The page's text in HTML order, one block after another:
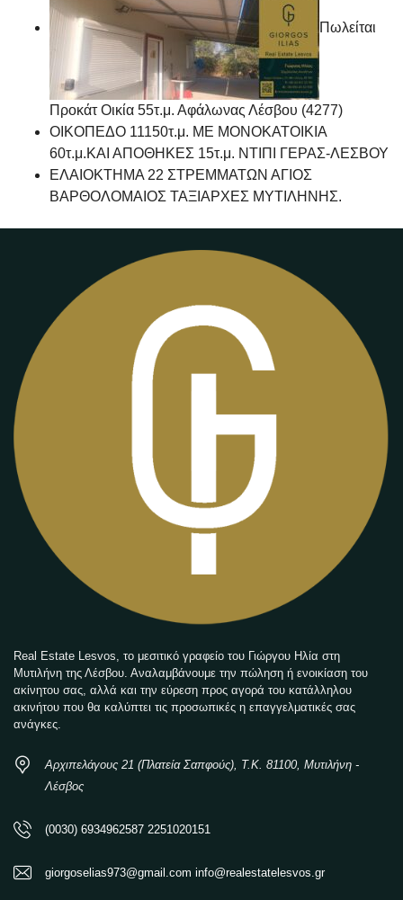
Πωλείται
Προκάτ Οικία 55τ.μ. Αφάλωνας Λέσβου (4277)
ΟΙΚΟΠΕΔΟ 11150τ.μ. ΜΕ ΜΟΝΟΚΑΤΟΙΚΙΑ
60τ.μ.ΚΑΙ ΑΠΟΘΗΚΕΣ 15τ.μ. ΝΤΙΠΙ ΓΕΡΑΣ-ΛΕΣΒΟΥ
ΕΛΑΙΟΚΤΗΜΑ 22 ΣΤΡΕΜΜΑΤΩΝ ΑΓΙΟΣ
ΒΑΡΘΟΛΟΜΑΙΟΣ ΤΑΞΙΑΡΧΕΣ ΜΥΤΙΛΗΝΗΣ.
Real Estate Lesvos, το μεσιτικό γραφείο του Γιώργου Ηλία στη
Μυτιλήνη της Λέσβου. Αναλαμβάνουμε την πώληση ή ενοικίαση του
ακίνητου σας, αλλά και την εύρεση προς αγορά του κατάλληλου
ακινήτου που θα καλύπτει τις προσωπικές η επαγγελματικές σας
ανάγκες.
Αρχιπελάγους 21 (Πλατεία Σαπφούς), Τ.Κ. 81100, Μυτιλήνη -
Λέσβος
(0030) 6934962587 2251020151
giorgoselias973@gmail.com info@realestatelesvos.gr